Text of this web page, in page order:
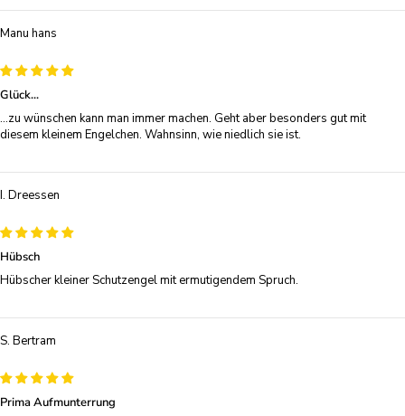
Manu hans
Glück...
...zu wünschen kann man immer machen. Geht aber besonders gut mit
diesem kleinem Engelchen. Wahnsinn, wie niedlich sie ist.
I. Dreessen
Hübsch
Hübscher kleiner Schutzengel mit ermutigendem Spruch.
S. Bertram
Prima Aufmunterrung